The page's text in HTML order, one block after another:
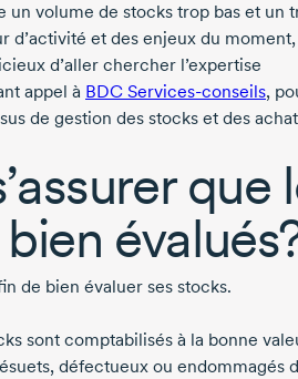
un volume de stocks trop bas et un
d’activité et des enjeux du moment,
d’aller chercher l’expertise
appel à BDC Services-conseils,
de gestion des stocks et des
que
de bien évaluer ses stocks.
sont comptabilisés à la bonne
défectueux ou endommagés